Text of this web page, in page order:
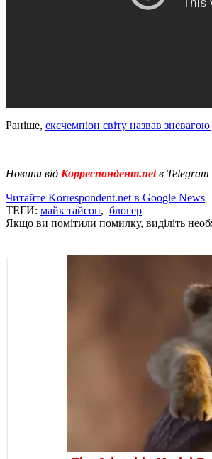
Раніше, ексчемпіон світу назвав
Новини від Корреспондент.netв
Читайте Korrespondent.net в Google News
ТЕГИ: майк тайсон, блогер
Якщо ви помітили помилку, виділіть